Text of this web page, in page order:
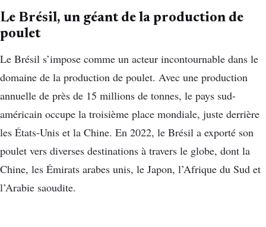
Le Brésil, un géant de la production de
poulet
Le Brésil s’impose comme un acteur incontournable dans le
domaine de la production de poulet. Avec une production
annuelle de près de 15 millions de tonnes, le pays sud-
américain occupe la troisième place mondiale, juste derrière
les États-Unis et la Chine. En 2022, le Brésil a exporté son
poulet vers diverses destinations à travers le globe, dont la
Chine, les Émirats arabes unis, le Japon, l’Afrique du Sud et
l’Arabie saoudite.